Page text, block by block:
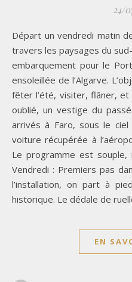
24/
Départ un vendredi matin depuis Narbonne. Le train file à
travers les paysages du
embarquement pour le
ensoleillée de l’Algarve.
fêter l’été, visiter, flâner,
oublié, un vestige du
arrivés à Faro, sous le
voiture récupérée à
Le programme est souple,
Vendredi : Premiers pas
l’installation, on part à
historique. Le dédale de
EN